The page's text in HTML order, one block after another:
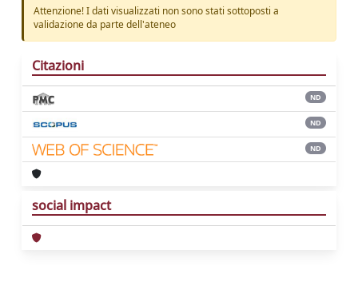
Attenzione! I dati visualizzati non sono stati sottoposti a
validazione da parte dell'ateneo
Citazioni
ND
ND
ND
social impact